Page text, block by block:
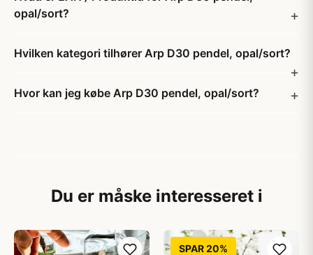
opal/sort?
Hvilken kategori tilhører Arp D30 pendel, opal/sort?
Hvor kan jeg købe Arp D30 pendel, opal/sort?
Du er måske interesseret i
SPAR 20%